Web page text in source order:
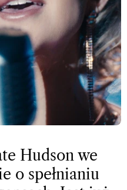
Hudson we
o spełnianiu